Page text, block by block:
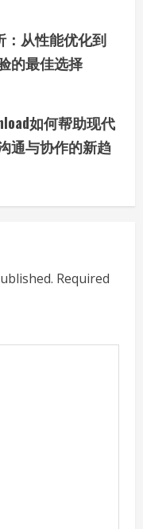
：从性能优化到
的最佳选择
如何帮助现代
通与协作的新趋
Required